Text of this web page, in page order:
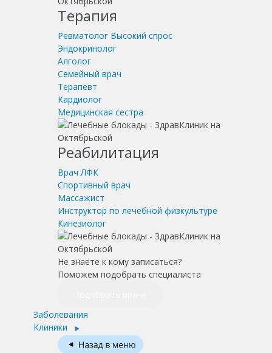
Терапия
Ревматолог Высокий спрос
Эндокринолог
Алголог
Семейный врач
Терапевт
Кардиолог
Медицинская сестра
Реабилитация
Врач ЛФК
Спортивный врач
Массажист
Инструктор по лечебной физкультуре
Кинезиолог
Не знаете к кому записаться?
Поможем подобрать специалиста
Заболевания
Клиники